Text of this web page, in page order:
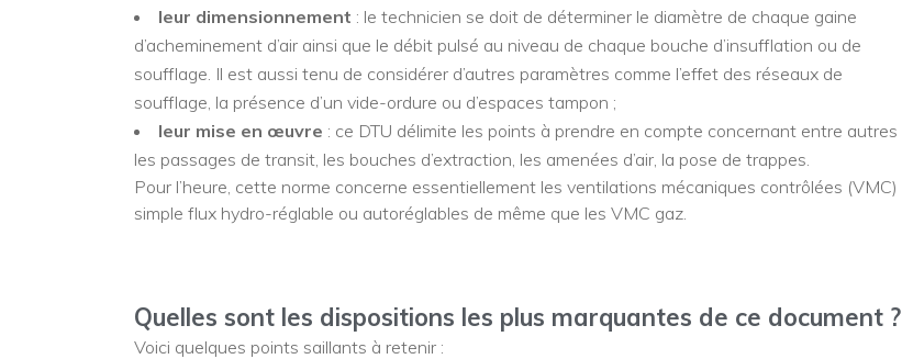
leur dimensionnement : le technicien se doit de déterminer le diamètre de chaque gaine
d’acheminement d’air ainsi que le débit pulsé au niveau de chaque bouche d’insufflation ou de
soufflage. Il est aussi tenu de considérer d’autres paramètres comme l’effet des réseaux de
soufflage, la présence d’un vide-ordure ou d’espaces tampon ;
leur mise en œuvre : ce DTU délimite les points à prendre en compte concernant entre autres
les passages de transit, les bouches d’extraction, les amenées d’air, la pose de trappes.
Pour l’heure, cette norme concerne essentiellement les ventilations mécaniques contrôlées (VMC)
simple flux hydro-réglable ou autoréglables de même que les VMC gaz.
Quelles sont les dispositions les plus marquantes de ce document ?
Voici quelques points saillants à retenir :